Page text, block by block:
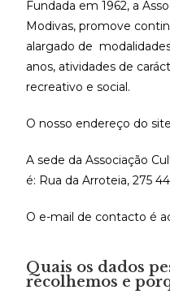
Fundada em 1962, a
Modivas, promove
alargado de
anos, atividades de
recreativo e social.
O nosso endereço do
A sede da Associação
é: Rua da Arroteia, 275
O e-mail de contacto é
Quais os dados
recolhemos e